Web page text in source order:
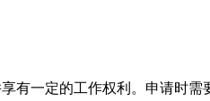
有一定的工作权利。申请时需